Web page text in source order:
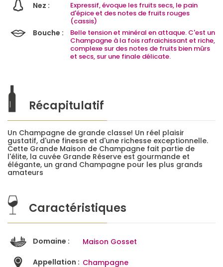
Nez :
Expressif, évoque les fruits secs, le pain
d'épice et des notes de fruits rouges
(cassis)
Bouche :
Belle tension et minéral en attaque. C'est un
Champagne à la fois rafraichissant et riche,
complexe sur des notes de fruits bien mûrs
et secs, sur une finale délicate.
Récapitulatif
Un Champagne de grande classe! Un réel plaisir
gustatif, d'une finesse et d'une richesse exceptionnelle.
Cette Grande Maison de Champagne fait partie de
l'élite, la cuvée Grande Réserve est gourmande et
élégante, un grand Champagne pour les plus grands
amateurs
Caractéristiques
Domaine : Maison Gosset
Appellation : Champagne